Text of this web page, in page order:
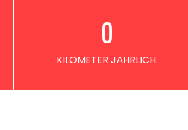
KILOMETER JÄHRLICH.
0